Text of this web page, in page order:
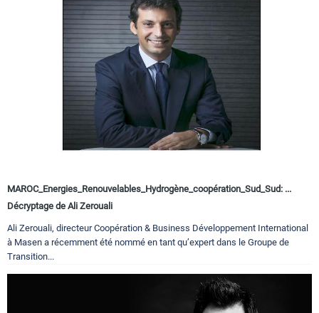
MAROC_Energies_Renouvelables_Hydrogène_coopération_Sud_Sud: ...
Décryptage de Ali Zerouali
Ali Zerouali, directeur Coopération & Business Développement International
à Masen a récemment été nommé en tant qu’expert dans le Groupe de
Transition...